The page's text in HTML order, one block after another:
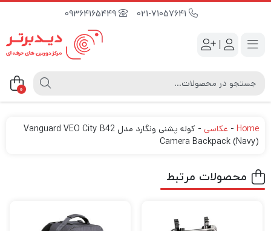
09364165449
|
0
Home
- عکاسی -
کوله پشنی ونگارد مدل Vanguard VEO City B42
Camera Backpack (Navy)
محصولات مرتبط